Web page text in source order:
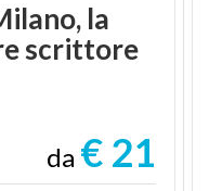
la
scrittore
da € 21